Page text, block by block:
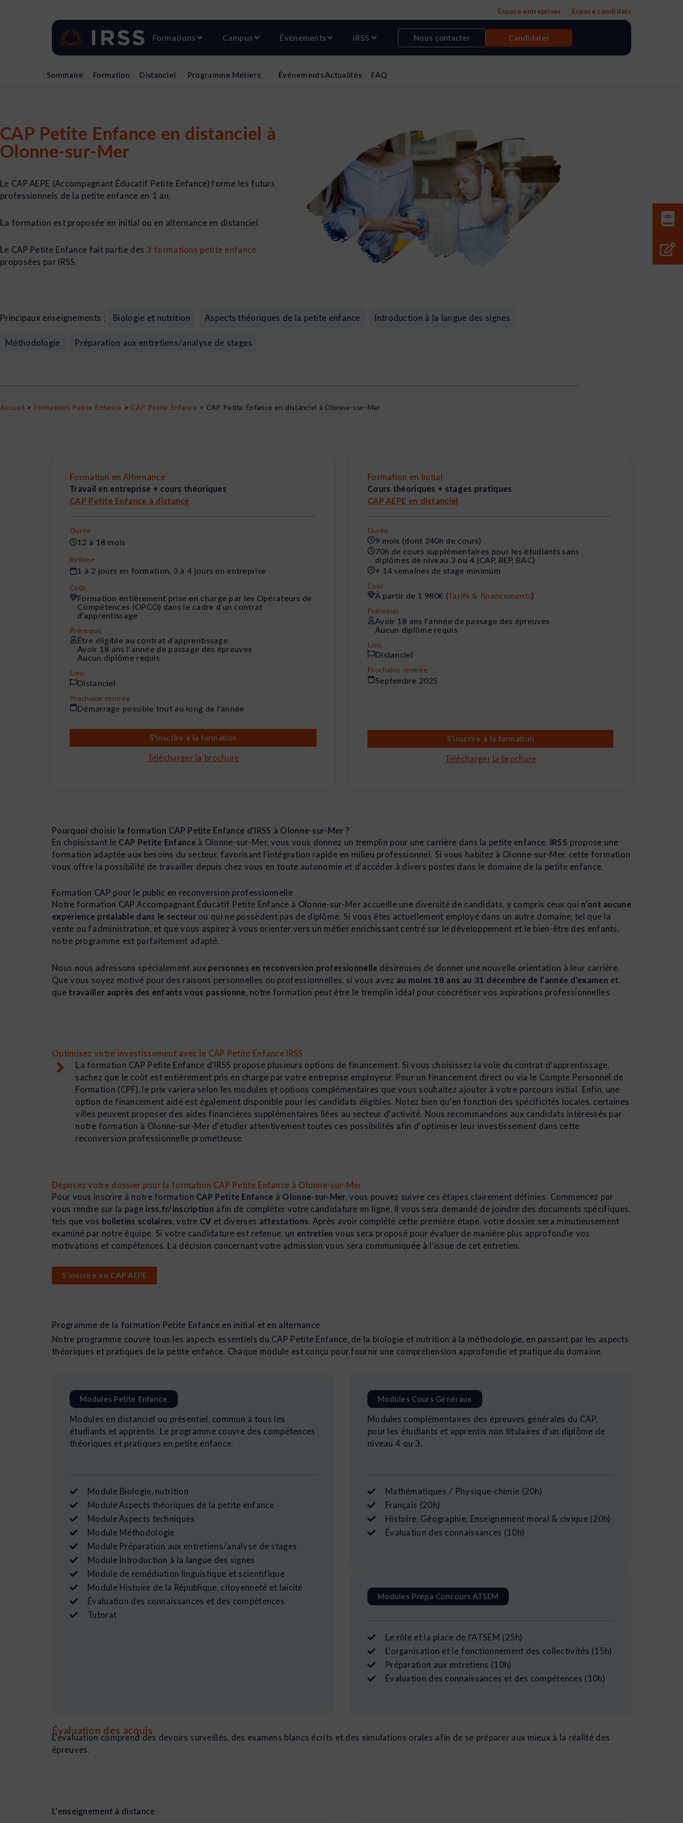
Espace entreprises Espace candidats
Formations Ouvrir Formations
Campus Ouvrir Campus
Événements Ouvrir Événements
IRSS Ouvrir IRSSNous contacter Candidater
Sommaire Formation Distanciel Programme Métiers ÉvénementsActualités FAQ
CAP Petite Enfance en distanciel à
Olonne-sur-Mer
Le CAP AEPE (Accompagnant Éducatif Petite Enfance) forme les futurs
professionnels de la petite enfance en 1 an.
La formation est proposée en initial ou en alternance en distanciel.
Le CAP Petite Enfance fait partie des 3 formations petite enfance
proposées par IRSS.
Principaux enseignements : Biologie et nutrition Aspects théoriques de la petite enfance Introduction à la langue des signes
Méthodologie Préparation aux entretiens/analyse de stages
Accueil > Formations Petite Enfance > CAP Petite Enfance > CAP Petite Enfance en distanciel à Olonne-sur-Mer
Formation en Alternance
Travail en entreprise + cours théoriques
CAP Petite Enfance à distance
Durée
12 à 18 mois
Rythme
1 à 2 jours en formation, 3 à 4 jours en entreprise
Coût
Formation entièrement prise en charge par les Opérateurs de
Compétences (OPCO) dans le cadre d’un contrat
d’apprentissage
Prérequis
Être éligible au contrat d’apprentissage
Avoir 18 ans l'année de passage des épreuves
Aucun diplôme requis
Lieu
Distanciel
Prochaine rentrée
Démarrage possible tout au long de l’année
S'inscrire à la formation
Télécharger la brochure
Formation en Initial
Cours théoriques + stages pratiques
CAP AEPE en distanciel
Durée
9 mois (dont 240h de cours)
70h de cours supplémentaires pour les étudiants sans
diplômes de niveau 3 ou 4 (CAP, BEP, BAC)
+ 14 semaines de stage minimum
Coût
À partir de 1 980€ (Tarifs & financements)
Prérequis
Avoir 18 ans l'année de passage des épreuves
Aucun diplôme requis
Lieu
Distanciel
Prochaine rentrée
Septembre 2025
S'inscrire à la formation
Télécharger la brochure
Pourquoi choisir la formation CAP Petite Enfance d'IRSS à Olonne-sur-Mer ?
En choisissant le CAP Petite Enfanceà Olonne-sur-Mer, vous vous donnez un tremplin pour une carrière dans la petite enfance. IRSS propose une
formation adaptée aux besoins du secteur, favorisant l’intégration rapide en milieu professionnel. Si vous habitez à Olonne-sur-Mer, cette formation
vous offre la possibilité de travailler depuis chez vous en toute autonomie et d’accéder à divers postes dans le domaine de la petite enfance.
Formation CAP pour le public en reconversion professionnelle
Notre formation CAP Accompagnant Éducatif Petite Enfance à Olonne-sur-Mer accueille une diversité de candidats, y compris ceux qui n’ont aucune
expérience préalable dans le secteurou qui ne possèdent pas de diplôme. Si vous êtes actuellement employé dans un autre domaine, tel que la
vente ou l’administration, et que vous aspirez à vous orienter vers un métier enrichissant centré sur le développement et le bien-être des enfants,
notre programme est parfaitement adapté.
Nous nous adressons spécialement aux personnes en reconversion professionnelle désireuses de donner une nouvelle orientation à leur carrière.
Que vous soyez motivé pour des raisons personnelles ou professionnelles, si vous avez au moins 18 ans au 31 décembre de l’année d’examen et
que travailler auprès des enfants vous passionne, notre formation peut être le tremplin idéal pour concrétiser vos aspirations professionnelles.
Optimisez votre investissement avec le CAP Petite Enfance IRSS
La formation CAP Petite Enfance d'IRSS propose plusieurs options de financement. Si vous choisissez la voie du contrat d'apprentissage,
sachez que le coût est entièrement pris en charge par votre entreprise employeur. Pour un financement direct ou via le Compte Personnel de
Formation (CPF), le prix variera selon les modules et options complémentaires que vous souhaitez ajouter à votre parcours initial. Enfin, une
option de financement aidé est également disponible pour les candidats éligibles. Notez bien qu'en fonction des spécificités locales, certaines
villes peuvent proposer des aides financières supplémentaires liées au secteur d'activité. Nous recommandons aux candidats intéressés par
notre formation à Olonne-sur-Mer d'étudier attentivement toutes ces possibilités afin d'optimiser leur investissement dans cette
reconversion professionnelle prometteuse.
Déposez votre dossier pour la formation CAP Petite Enfance à Olonne-sur-Mer
Pour vous inscrire à notre formation CAP Petite Enfance à Olonne-sur-Mer, vous pouvez suivre ces étapes clairement définies. Commencez par
vous rendre sur la page irss.fr/inscription afin de compléter votre candidature en ligne. Il vous sera demandé de joindre des documents spécifiques,
tels que vos bulletins scolaires, votre CV et diverses attestations. Après avoir complété cette première étape, votre dossier sera minutieusement
examiné par notre équipe. Si votre candidature est retenue, un entretien vous sera proposé pour évaluer de manière plus approfondie vos
motivations et compétences. La décision concernant votre admission vous sera communiquée à l’issue de cet entretien.
S'inscrire en CAP AEPE
Programme de la formation Petite Enfance en initial et en alternance
Notre programme couvre tous les aspects essentiels du CAP Petite Enfance, de la biologie et nutrition à la méthodologie, en passant par les aspects
théoriques et pratiques de la petite enfance. Chaque module est conçu pour fournir une compréhension approfondie et pratique du domaine.
Modules Petite Enfance
Modules en distanciel ou présentiel, commun à tous les
étudiants et apprentis. Le programme couvre des compétences
théoriques et pratiques en petite enfance.
Module Biologie, nutrition
Module Aspects théoriques de la petite enfance
Module Aspects techniques
Module Méthodologie
Module Préparation aux entretiens/analyse de stages
Module Introduction à la langue des signes
Module de remédiation linguistique et scientifique
Module Histoire de la République, citoyenneté et laïcité
Évaluation des connaissances et des compétences
Tutorat
Modules Cours Généraux
Modules complémentaires des épreuves générales du CAP,
pour les étudiants et apprentis non titulaires d’un diplôme de
niveau 4 ou 3.
Mathématiques / Physique-chimie (20h)
Français (20h)
Histoire, Géographie, Enseignement moral & civique (20h)
Évaluation des connaissances (10h)
Modules Prépa Concours ATSEM
Le rôle et la place de l’ATSEM (25h)
L’organisation et le fonctionnement des collectivités (15h)
Préparation aux entretiens (10h)
Évaluation des connaissances et des compétences (10h)
Évaluation des acquis
L’évaluation comprend des devoirs surveillés, des examens blancs écrits et des simulations orales afin de se préparer aux mieux à la réalité des
épreuves.
L'enseignement à distance